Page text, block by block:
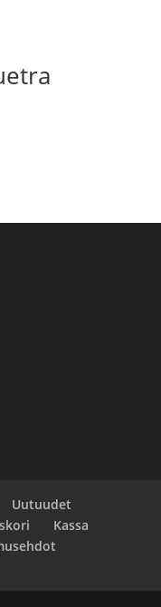
Uutuudet
Kassa